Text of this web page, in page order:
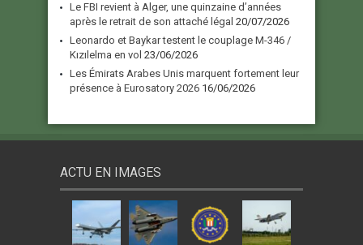
Le FBI revient à Alger, une quinzaine d’années
après le retrait de son attaché légal 20/07/2026
Leonardo et Baykar testent le couplage M-346 /
Kızılelma en vol 23/06/2026
Les Émirats Arabes Unis marquent fortement leur
présence à Eurosatory 2026 16/06/2026
ACTU EN IMAGES